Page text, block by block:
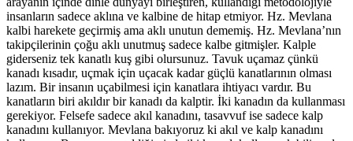
insanların sadece aklına ve kalbine de hitap etmiyor. Hz. Mevlana
kalbi harekete geçirmiş ama aklı unutun dememiş. Hz. Mevlana’nın
takipçilerinin çoğu aklı unutmuş sadece kalbe gitmişler. Kalple
giderseniz tek kanatlı kuş gibi olursunuz. Tavuk uçamaz çünkü
kanadı kısadır, uçmak için uçacak kadar güçlü kanatlarının olması
lazım. Bir insanın uçabilmesi için kanatlara ihtiyacı vardır. Bu
kanatların biri akıldır bir kanadı da kalptir. İki kanadın da kullanması
gerekiyor. Felsefe sadece akıl kanadını, tasavvuf ise sadece kalp
kanadını kullanıyor. Mevlana bakıyoruz ki akıl ve kalp kanadını